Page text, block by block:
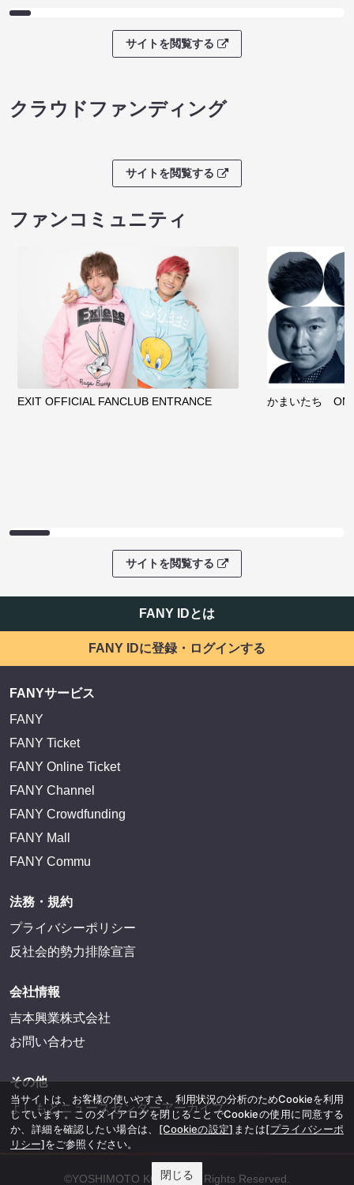
08/08 08:30 開場 09:00 開演
サイトを閲覧する
クラウドファンディング
サイトを閲覧する
ファンコミュニティ
FANY IDに登録・ログインする
FANYサービス
FANY
FANY Ticket
FANY Crowdfunding
FANY Mall
FANY Commu
法務・規約
プライバシーポリシー
反社会的勢力排除宣言
会社情報
吉本興業株式会社
当サイトは、お客様の使いやすさ、利用状況の分析のためCookieを利用
しています。このダイアログを閉じることでCookieの使用に同意する
か、詳細を確認したい場合は、 [Cookieの設定] または[プライバシーポ
リシー]をご参照ください。
閉じる